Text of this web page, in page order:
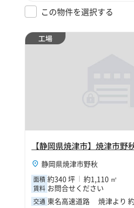
この物件を選択する
工場
静岡県焼津市野秋
面積 約340 坪 約1,110 ㎡
賃料 お問合せください
交通 東名高速道路 焼津より